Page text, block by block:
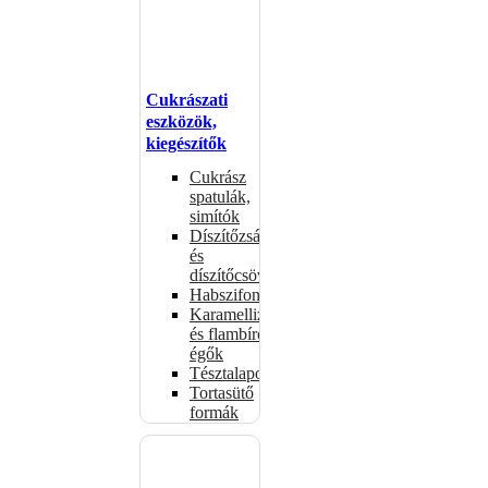
Cukrászati
eszközök,
kiegészítők
Cukrász
spatulák,
simítók
Díszítőzsákok
és
díszítőcsövek
Habszifonok
Karamellizáló
és flambírozó
égők
Tésztalapok
Tortasütő
formák